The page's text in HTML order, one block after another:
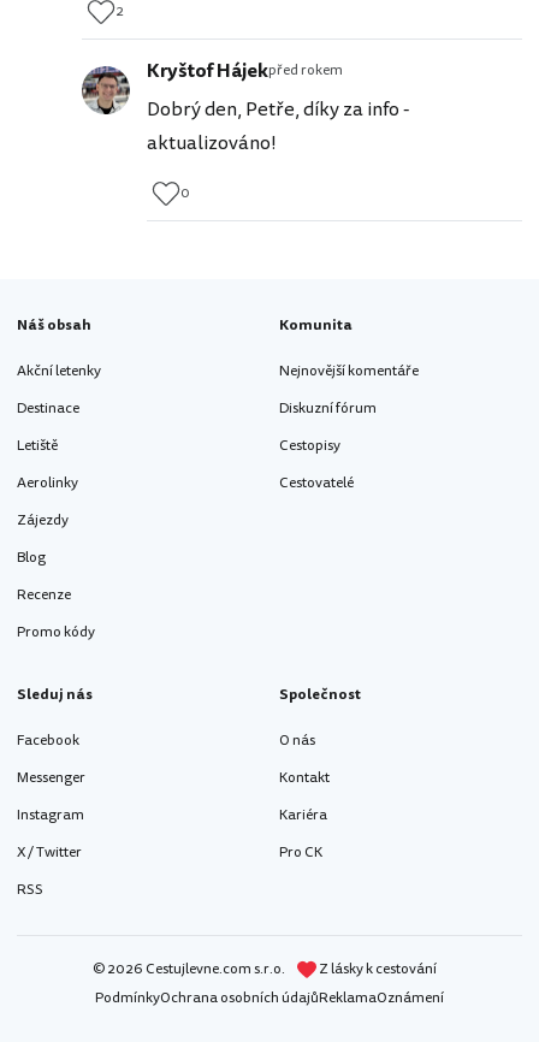
2
Kryštof Hájekpřed rokem
Dobrý den, Petře, díky za info -
aktualizováno!
0
Náš obsah
Akční letenky
Destinace
Letiště
Aerolinky
Zájezdy
Blog
Recenze
Promo kódy
Komunita
Nejnovější komentáře
Diskuzní fórum
Cestopisy
Cestovatelé
Sleduj nás
Facebook
Messenger
Instagram
X / Twitter
RSS
Společnost
O nás
Kontakt
Kariéra
Pro CK
© 2026 Cestujlevne.com s.r.o.
Z lásky k cestování
PodmínkyOchrana osobních údajůReklamaOznámení